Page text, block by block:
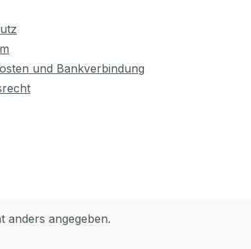
und Bankverbindung
anders angegeben.